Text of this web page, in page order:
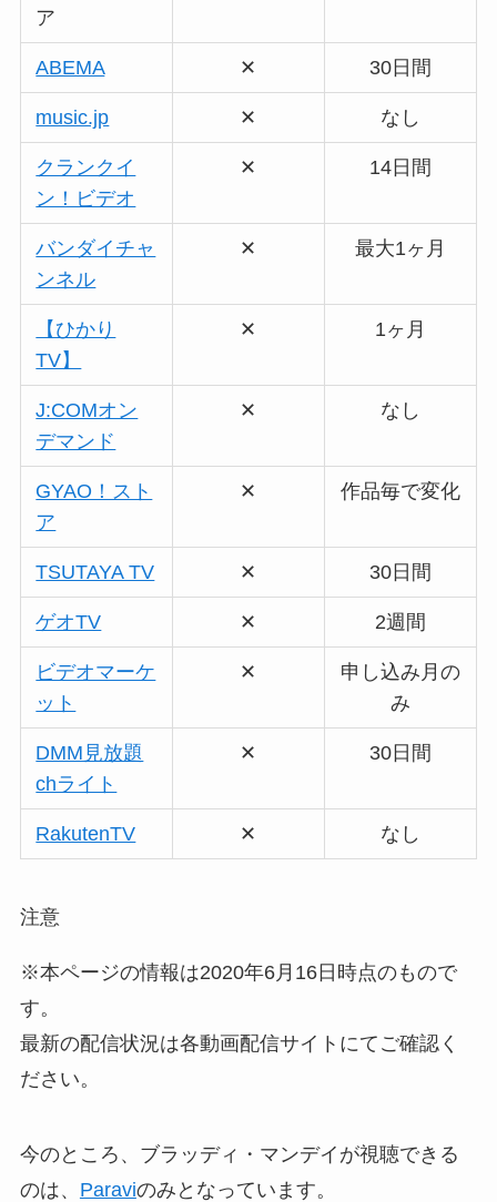
ア
ABEMA ✕ 30日間
music.jp ✕ なし
クランクイ
ン！ビデオ
✕ 14日間
バンダイチャ
ンネル
✕ 最大1ヶ月
【ひかり
TV】
✕ 1ヶ月
J:COMオン
デマンド
✕ なし
GYAO！スト
ア
✕ 作品毎で変化
TSUTAYA TV ✕ 30日間
ゲオTV ✕ 2週間
ビデオマーケ
ット
✕
申し込み月の
み
DMM見放題
chライト
✕ 30日間
RakutenTV ✕ なし
注意
※本ページの情報は2020年6月16日時点のもので
す。
最新の配信状況は各動画配信サイトにてご確認く
ださい。
今のところ、ブラッディ・マンデイが視聴できる
のは、 Paraviのみとなっています。